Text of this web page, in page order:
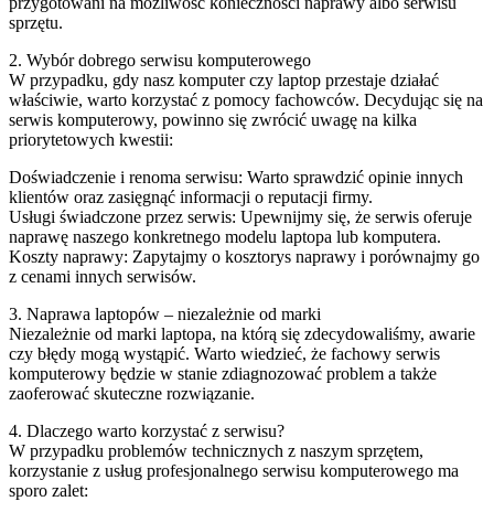
sprzętu.
2. Wybór dobrego serwisu komputerowego
W przypadku, gdy nasz komputer czy laptop przestaje działać
właściwie, warto korzystać z pomocy fachowców. Decydując się na
serwis komputerowy, powinno się zwrócić uwagę na kilka
priorytetowych kwestii:
Doświadczenie i renoma serwisu: Warto sprawdzić opinie innych
klientów oraz zasięgnąć informacji o reputacji firmy.
Usługi świadczone przez serwis: Upewnijmy się, że serwis oferuje
naprawę naszego konkretnego modelu laptopa lub komputera.
Koszty naprawy: Zapytajmy o kosztorys naprawy i porównajmy go
z cenami innych serwisów.
3. Naprawa laptopów – niezależnie od marki
Niezależnie od marki laptopa, na którą się zdecydowaliśmy, awarie
czy błędy mogą wystąpić. Warto wiedzieć, że fachowy serwis
komputerowy będzie w stanie zdiagnozować problem a także
zaoferować skuteczne rozwiązanie.
4. Dlaczego warto korzystać z serwisu?
W przypadku problemów technicznych z naszym sprzętem,
korzystanie z usług profesjonalnego serwisu komputerowego ma
sporo zalet: